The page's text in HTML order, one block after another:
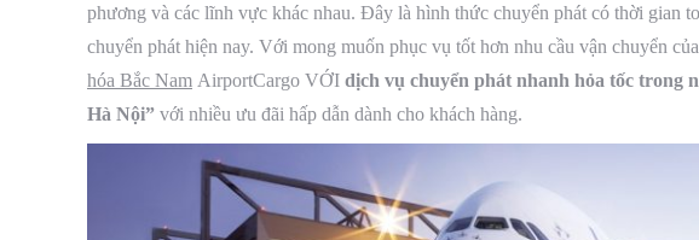
phương và các lĩnh vực khác nhau. Đây là hình thức chuyển phát có thời gian
chuyển phát hiện nay. Với mong muốn phục vụ tốt hơn nhu cầu vận chuyển
hóa Bắc Nam AirportCargo VỚI dịch vụ chuyển phát nhanh hỏa tốc trong
Hà Nội” với nhiều ưu đãi hấp dẫn dành cho khách hàng.